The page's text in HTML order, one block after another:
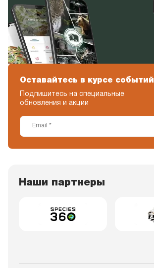
Оставайтесь в курсе событий
Подпишитесь на специальные
обновления и акции
Наши партнеры